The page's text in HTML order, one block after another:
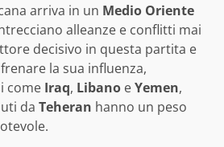
arriva in un Medio Oriente
alleanze e conflitti mai
decisivo in questa partita e
la sua influenza,
come Iraq, Libano eYemen,
da Teheran hanno un peso